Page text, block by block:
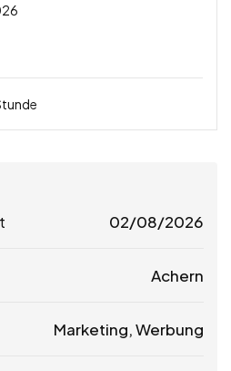
02/08/2026
Achern
Marketing, Werbung